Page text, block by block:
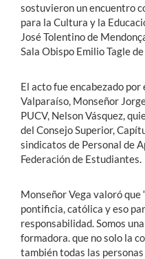
sostuvieron un encuentro
para la Cultura y la
José Tolentino de
Sala Obispo Emilio Tagle
El acto fue encabezado
Valparaíso, Monseñor
PUCV, Nelson Vásquez,
del Consejo Superior,
sindicatos de Personal de
Federación de Estudiantes.
Monseñor Vega valoró que
pontificia, católica y eso
responsabilidad. Somos
formadora. que no solo la
también todas las